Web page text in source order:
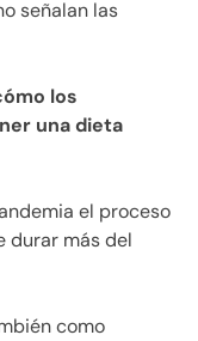
señalan las
los
una dieta
el proceso
durar más del
como